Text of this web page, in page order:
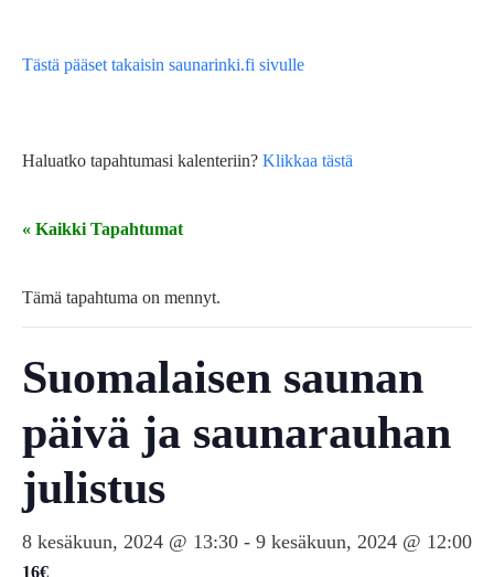
Tästä pääset takaisin saunarinki.fi sivulle
Haluatko tapahtumasi kalenteriin? Klikkaa tästä
« Kaikki Tapahtumat
Tämä tapahtuma on mennyt.
Suomalaisen saunan
päivä ja saunarauhan
julistus
8 kesäkuun, 2024 @ 13:30 - 9 kesäkuun, 2024 @ 12:00
16€